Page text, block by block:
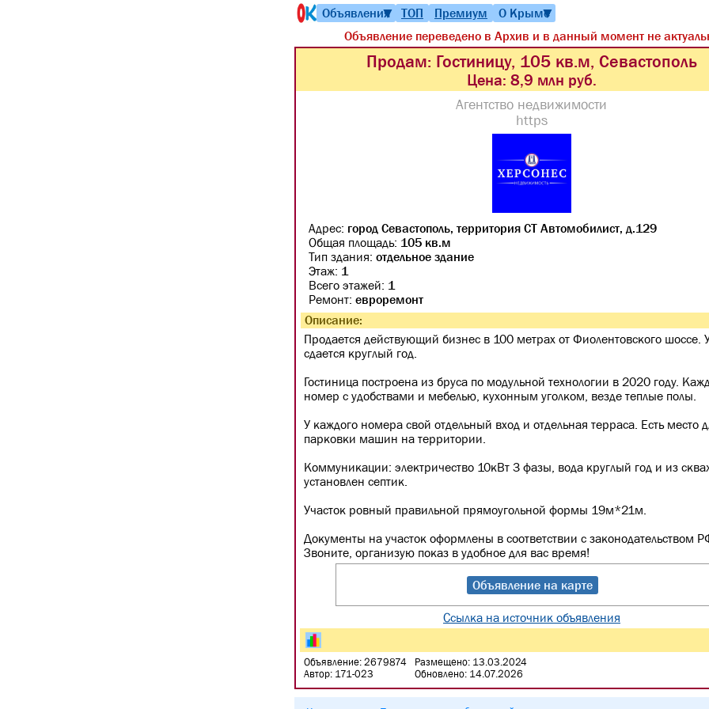
Объявления
▼ ТОП Премиум О Крыме
▼
Объявление переведено в Архив и в данный момент не
Продам: Гостиницу, 105 кв.м, Севастополь
Цена: 8,9 млн руб.
Агентство недвижимости
https
Адрес: город Севастополь, территория СТ Автомобилист, д.129
Общая площадь: 105 кв.м
Тип здания: отдельное здание
Этаж: 1
Всего этажей: 1
Ремонт: евроремонт
Описание:
Продается действующий бизнес в 100 метрах от Фиолентовского шоссе.
сдается круглый год.
Гостиница построена из бруса по модульной технологии в 2020 году.
номер с удобствами и мебелью, кухонным уголком, везде теплые полы.
У каждого номера свой отдельный вход и отдельная терраса. Есть место
парковки машин на территории.
Коммуникации: электричество 10кВт 3 фазы, вода круглый год и из
установлен септик.
Участок ровный правильной прямоугольной формы 19м*21м.
Документы на участок оформлены в соответствии с законодательством
Звоните, организую показ в удобное для вас время!
Объявление на карте
Ссылка на источник объявления
Объявление: 2679874
Автор: 171-023
Размещено: 13.03.2024
Обновлено: 14.07.2026